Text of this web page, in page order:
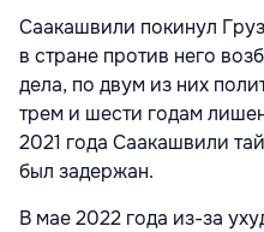
Саакашвили покинул
в стране против него
дела, по двум из них
трем и шести годам
2021 года Саакашвили
был задержан.
В мае 2022 года из-за